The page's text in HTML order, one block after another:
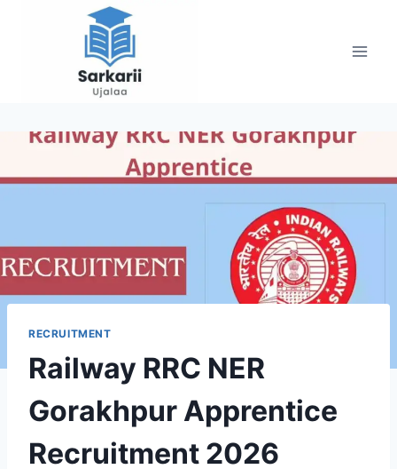
RECRUITMENT
Railway RRC NER
Gorakhpur Apprentice
Recruitment 2026